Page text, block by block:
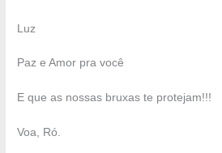
Luz
Paz e Amor pra você
E que as nossas bruxas te protejam!!!
Voa, Ró.